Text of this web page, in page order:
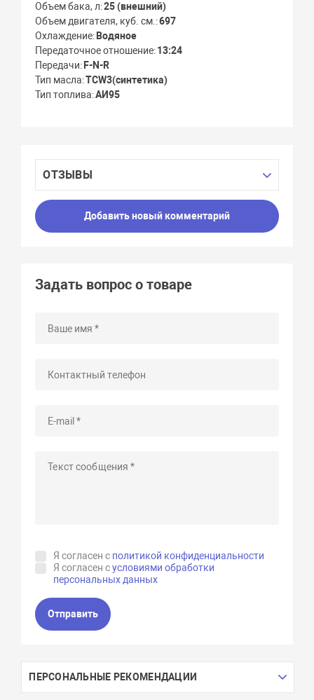
Объем бака, л 25 (внешний)
Объем двигателя, куб. см. 697
Охлаждение Водяное
Передаточное отношение 13:24
Передачи F-N-R
Тип масла TСW3(синтетика)
Тип топлива АИ95
ОТЗЫВЫ
Добавить новый комментарий
Задать вопрос о товаре
Я согласен с политикой конфиденциальности
Я согласен сусловиями обработки
персональных данных
Отправить
ПЕРСОНАЛЬНЫЕ РЕКОМЕНДАЦИИ